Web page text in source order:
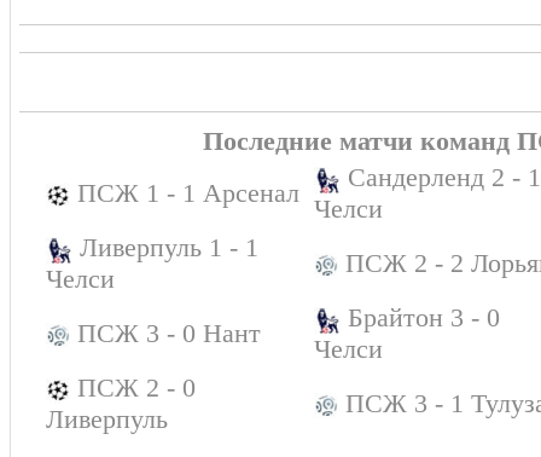
Последние матчи команд
ПСЖ 1 - 1 Арсенал
Сандерленд 2 - 1
Челси
Ливерпуль 1 - 1
Челси
ПСЖ 2 - 2
ПСЖ 3 - 0 Нант
Брайтон 3 - 0
Челси
ПСЖ 2 - 0
Ливерпуль
ПСЖ 3 - 1